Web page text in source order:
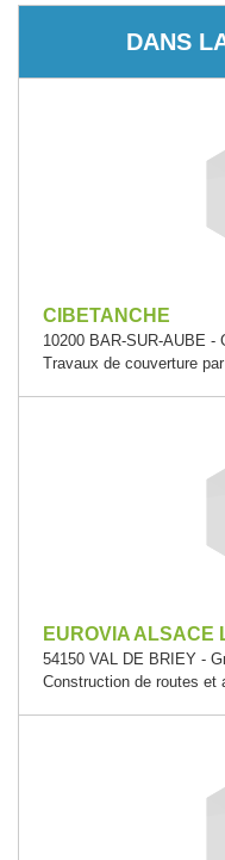
DANS
CIBETANCHE
10200 BAR-SUR-AUBE -
Travaux de couverture
EUROVIA ALSACE
54150 VAL DE BRIEY -
Construction de routes et